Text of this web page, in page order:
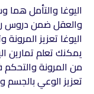
اليوغا والتأمل هما
والعقل ضمن دروس
اليوغا تعزيز
يمكنك تعلم تمارين
من المرونة
تعزيز الوعي بالجسم